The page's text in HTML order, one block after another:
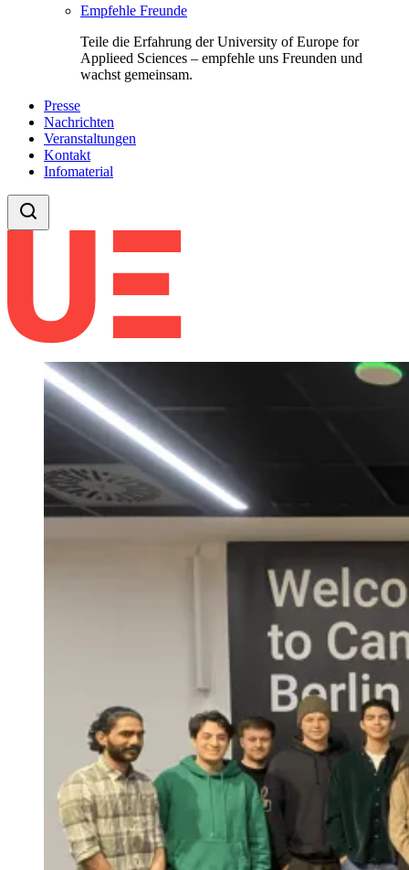
Empfehle Freunde
Teile die Erfahrung der University of Europe for
Applieed Sciences – empfehle uns Freunden und
wachst gemeinsam.
Presse
Nachrichten
Veranstaltungen
Kontakt
Infomaterial